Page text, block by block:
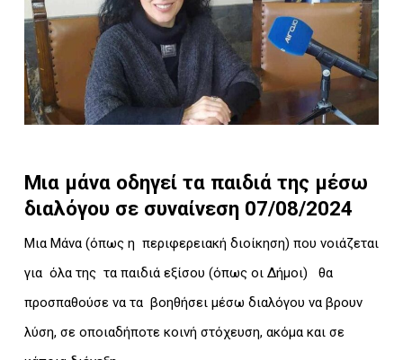
Μια μάνα οδηγεί τα παιδιά της μέσω
διαλόγου σε συναίνεση 07/08/2024
Μια Μάνα (όπως η περιφερειακή διοίκηση) που νοιάζεται
για όλα της τα παιδιά εξίσου (όπως οι Δήμοι) θα
προσπαθούσε να τα βοηθήσει μέσω διαλόγου να βρουν
λύση, σε οποιαδήποτε κοινή στόχευση, ακόμα και σε